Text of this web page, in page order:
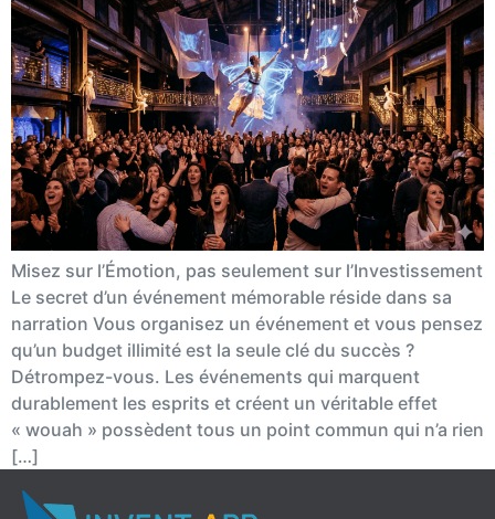
Misez sur l’Émotion, pas seulement sur l’Investissement
Le secret d’un événement mémorable réside dans sa
narration Vous organisez un événement et vous pensez
qu’un budget illimité est la seule clé du succès ?
Détrompez-vous. Les événements qui marquent
durablement les esprits et créent un véritable effet
« wouah » possèdent tous un point commun qui n’a rien
[…]